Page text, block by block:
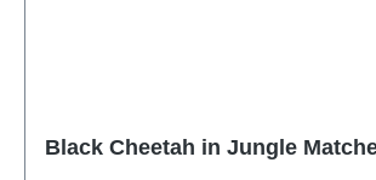
Black Cheetah in Jungle